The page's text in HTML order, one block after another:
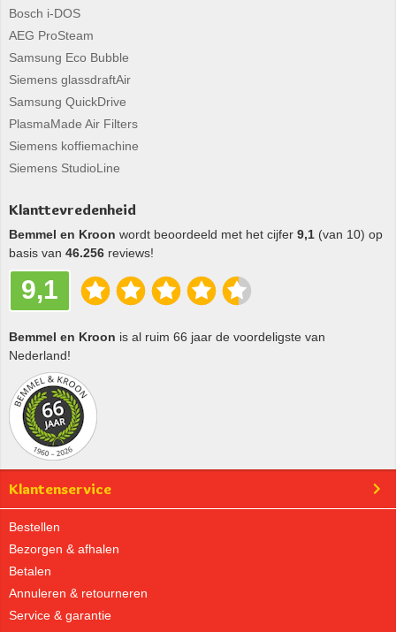
Bosch i-DOS
AEG ProSteam
Samsung Eco Bubble
Siemens glassdraftAir
Samsung QuickDrive
PlasmaMade Air Filters
Siemens koffiemachine
Siemens StudioLine
Klanttevredenheid
Bemmel en Kroon wordt beoordeeld met het cijfer 9,1 (van 10) op
basis van 46.256 reviews!
9,1
Bemmel en Kroon is al ruim 66 jaar de voordeligste van
Nederland!
Klantenservice
Bestellen
Bezorgen & afhalen
Betalen
Annuleren & retourneren
Service & garantie